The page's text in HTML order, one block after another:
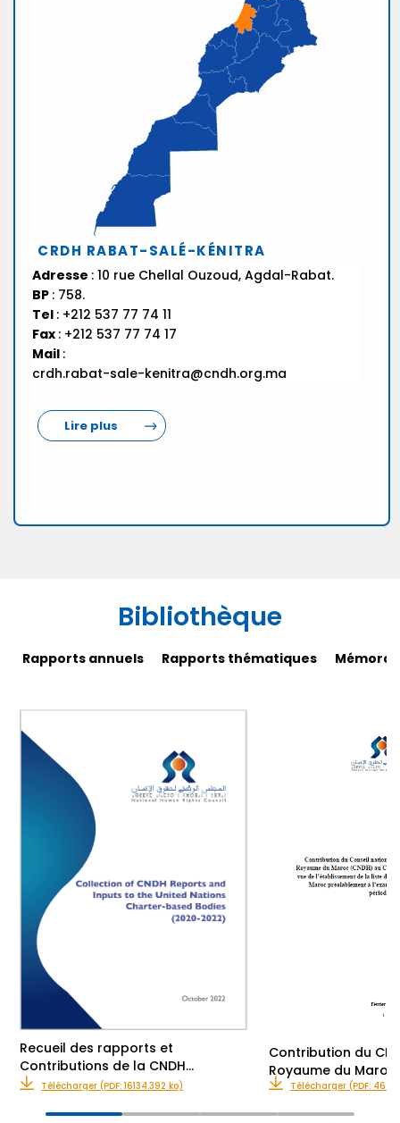
CRDH RABAT-SALÉ-KÉNITRA
Adresse : 10 rue Chellal Ouzoud, Agdal-Rabat.
BP : 758.
Tel : +212 537 77 74 11
Fax : +212 537 77 74 17
Mail :
crdh.rabat-sale-kenitra@cndh.org.ma
Lire plus
Bibliothèque
Rapports annuels Rapports thématiques
Recueil des rapports et
Contributions de la CNDH…
Télécharger (PDF: 16134.392 ko)
Contribution du
Royaume du
Télécharger (PDF: